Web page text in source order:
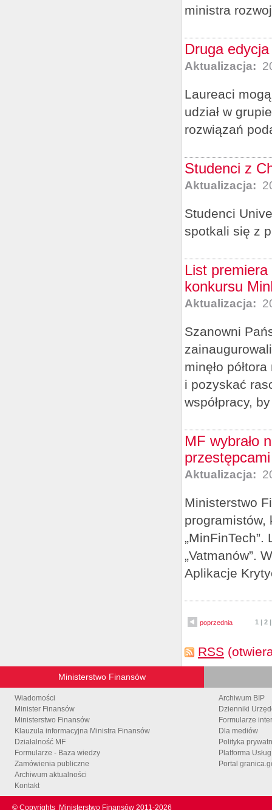
ministra
Druga
Aktualizacja:
Laureaci
udział w
rozwiązań
Studenci z
Aktualizacja:
Studenci
spotkali się z
List
konkursu
Aktualizacja:
Szanowni
minęło
i pozyskać
współpracy,
MF wybrało
przestępcami
Aktualizacja:
Ministerstwo
programistów,
„MinFinTech”.
„Vatmanów”.
Aplikacje
poprzednia 1 |2
RSS
Ministerstwo Finansów
Wiadomości
Minister Finansów
Ministerstwo Finansów
Klauzula informacyjna Ministra Finansów
Działalność MF
Formularze - Baza wiedzy
Zamówienia publiczne
Archiwum aktualności
Kontakt
Archiwum BIP
Dzienniki
Formularze
Dla mediów
Polityka
Platforma
Portal
© Copyrights Ministerstwo Finansów 2011-2026